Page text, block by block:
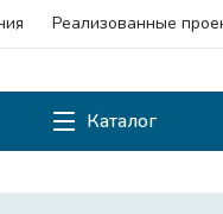
Реализованные
Каталог
Смотреть